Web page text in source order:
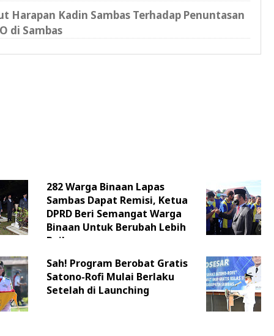
Harapan Kadin Sambas Terhadap Penuntasan
di Sambas
282 Warga Binaan Lapas
Sambas Dapat Remisi, Ketua
DPRD Beri Semangat Warga
Binaan Untuk Berubah Lebih
Baik
Sah! Program Berobat Gratis
Satono-Rofi Mulai Berlaku
Setelah di Launching